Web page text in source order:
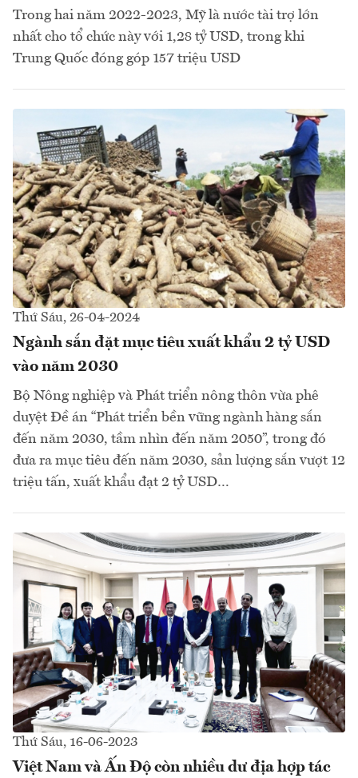
Trong hai năm 2022-2023, Mỹ là nước tài trợ lớn
nhất cho tổ chức này với 1,28 tỷ USD, trong khi
Trung Quốc đóng góp 157 triệu USD
Thứ Sáu, 26-04-2024
Ngành sắn đặt mục tiêu xuất khẩu 2 tỷ USD
vào năm 2030
Bộ Nông nghiệp và Phát triển nông thôn vừa phê
duyệt Đề án “Phát triển bền vững ngành hàng sắn
đến năm 2030, tầm nhìn đến năm 2050”, trong đó
đưa ra mục tiêu đến năm 2030, sản lượng sắn vượt 12
triệu tấn, xuất khẩu đạt 2 tỷ USD…
Thứ Sáu, 16-06-2023
Việt Nam và Ấn Độ còn nhiều dư địa hợp tác